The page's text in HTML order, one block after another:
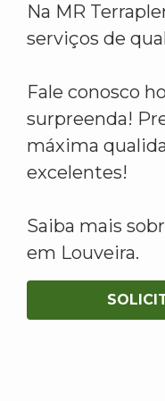
Na MR
serviços de
Fale conosco
surpreenda!
máxima
excelentes!
Saiba mais
em Louveira.